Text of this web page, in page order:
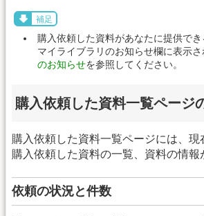
補足
購入依頼した資料があなたに提供でき
マイライブラリのお知らせ欄に表示さ
のお知らせを参照してください。
購入依頼した資料一覧ページ
購入依頼した資料一覧ページには、現
購入依頼した資料の一覧、資料の情報
依頼の状況と件数